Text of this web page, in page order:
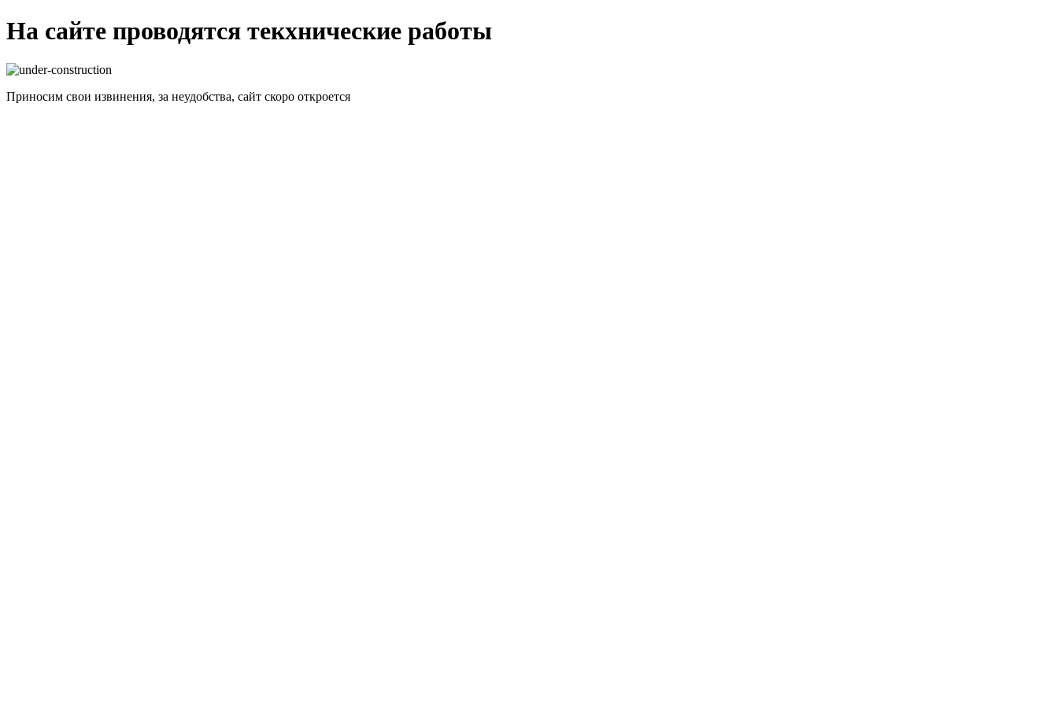
На сайте проводятся текхнические работы
Приносим свои извинения, за неудобства, сайт скоро откроется